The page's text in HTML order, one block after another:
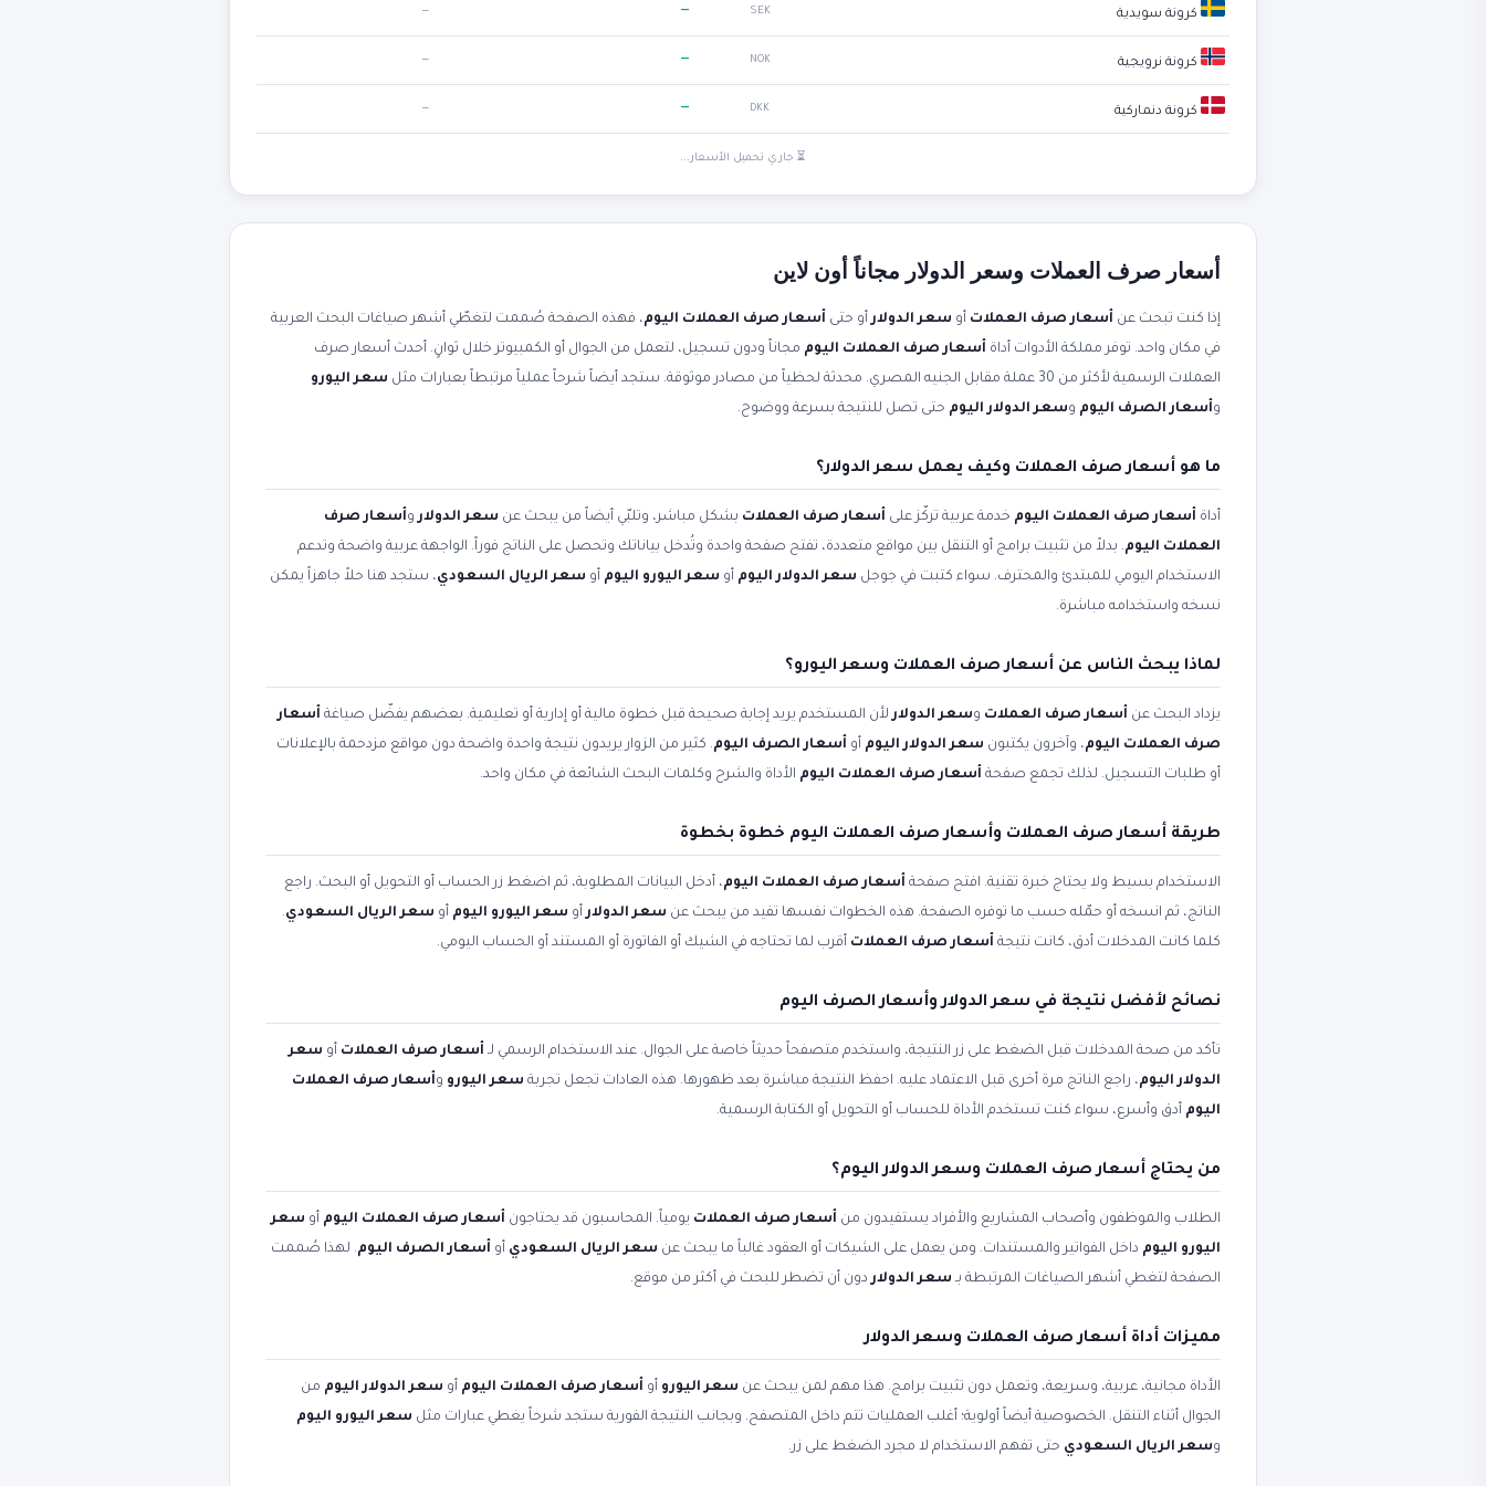
كرونة سويدية SEK
—
—
كرونة نرويجية NOK
—
—
كرونة دنماركية DKK
—
—
⏳ جاري تحميل الأسعار...
أسعار صرف العملات وسعر الدولار مجاناً أون لاين
إذا كنت تبحث عن أسعار صرف العملات أو سعر الدولارأو حتى أسعار صرف العملات اليوم، فهذه الصفحة صُممت لتغطّي أشهر صياغات البحث العربية
في مكان واحد. توفر مملكة الأدوات أداة أسعار صرف العملات اليوم مجاناً ودون تسجيل، لتعمل من الجوال أو الكمبيوتر خلال ثوانٍ. أحدث أسعار صرف
العملات الرسمية لأكثر من 30 عملة مقابل الجنيه المصري. محدثة لحظياً من مصادر موثوقة. ستجد أيضاً شرحاً عملياً مرتبطاً بعبارات مثل
سعر اليورو
وأسعار الصرف اليوم وسعر الدولار اليوم حتى تصل للنتيجة بسرعة ووضوح.
ما هو أسعار صرف العملات وكيف يعمل سعر الدولار؟
أداة أسعار صرف العملات اليوم خدمة عربية تركّز على أسعار صرف العملات بشكل مباشر، وتلبّي أيضاً من يبحث عن سعر الدولاروأسعار صرف
العملات اليوم. بدلاً من تثبيت برامج أو التنقل بين مواقع متعددة، تفتح صفحة واحدة وتُدخل بياناتك وتحصل على الناتج فوراً. الواجهة عربية واضحة وتدعم
الاستخدام اليومي للمبتدئ والمحترف. سواء كتبت في جوجل سعر الدولار اليوم أو سعر اليورو اليوم أو سعر الريال السعودي، ستجد هنا حلاً جاهزاً يمكن
نسخه واستخدامه مباشرة.
لماذا يبحث الناس عن أسعار صرف العملات وسعر اليورو؟
يزداد البحث عن أسعار صرف العملات وسعر الدولارلأن المستخدم يريد إجابة صحيحة قبل خطوة مالية أو إدارية أو تعليمية. بعضهم يفضّل صياغة أسعار
صرف العملات اليوم، وآخرون يكتبون سعر الدولار اليوم أو أسعار الصرف اليوم. كثير من الزوار يريدون نتيجة واحدة واضحة دون مواقع مزدحمة بالإعلانات
أو طلبات التسجيل. لذلك تجمع صفحة أسعار صرف العملات اليوم الأداة والشرح وكلمات البحث الشائعة في مكان واحد.
طريقة أسعار صرف العملات وأسعار صرف العملات اليوم خطوة بخطوة
الاستخدام بسيط ولا يحتاج خبرة تقنية. افتح صفحة أسعار صرف العملات اليوم، أدخل البيانات المطلوبة، ثم اضغط زر الحساب أو التحويل أو البحث. راجع
الناتج، ثم انسخه أو حمّله حسب ما توفره الصفحة. هذه الخطوات نفسها تفيد من يبحث عن سعر الدولارأو سعر اليورو اليوم أو سعر الريال السعودي.
كلما كانت المدخلات أدق، كانت نتيجة أسعار صرف العملات أقرب لما تحتاجه في الشيك أو الفاتورة أو المستند أو الحساب اليومي.
نصائح لأفضل نتيجة في سعر الدولار وأسعار الصرف اليوم
تأكد من صحة المدخلات قبل الضغط على زر النتيجة، واستخدم متصفحاً حديثاً خاصة على الجوال. عند الاستخدام الرسمي لـ أسعار صرف العملات أو سعر
الدولار اليوم، راجع الناتج مرة أخرى قبل الاعتماد عليه. احفظ النتيجة مباشرة بعد ظهورها. هذه العادات تجعل تجربة سعر اليورو وأسعار صرف العملات
اليوم أدق وأسرع، سواء كنت تستخدم الأداة للحساب أو التحويل أو الكتابة الرسمية.
من يحتاج أسعار صرف العملات وسعر الدولار اليوم؟
الطلاب والموظفون وأصحاب المشاريع والأفراد يستفيدون من أسعار صرف العملات يومياً. المحاسبون قد يحتاجون أسعار صرف العملات اليوم أو سعر
اليورو اليوم داخل الفواتير والمستندات. ومن يعمل على الشيكات أو العقود غالباً ما يبحث عن سعر الريال السعودي أو أسعار الصرف اليوم. لهذا صُممت
الصفحة لتغطي أشهر الصياغات المرتبطة بـ سعر الدولاردون أن تضطر للبحث في أكثر من موقع.
مميزات أداة أسعار صرف العملات وسعر الدولار
الأداة مجانية، عربية، وسريعة، وتعمل دون تثبيت برامج. هذا مهم لمن يبحث عن سعر اليورو أو أسعار صرف العملات اليوم أو سعر الدولار اليوم من
الجوال أثناء التنقل. الخصوصية أيضاً أولوية؛ أغلب العمليات تتم داخل المتصفح. وبجانب النتيجة الفورية ستجد شرحاً يغطي عبارات مثل سعر اليورو اليوم
وسعر الريال السعودي حتى تفهم الاستخدام لا مجرد الضغط على زر.